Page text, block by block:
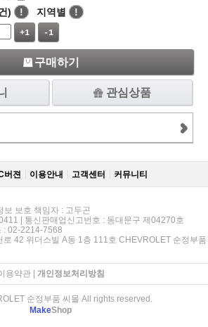
) ! 지역별
!
+1 -1
구매하기
관심상품
버젼 이용안내 고객센터 커뮤니티
보 보호 책임자 : 고두곤
| 통신판매업신고번호 : 동대문구 제04270호
: 02-2214-7568
로 42 위더스빌 A동 1층 111호 CHEVROLET 순정부품
용약관| 개인정보처리방침
순정부품 씨몰 All rights reserved.
MakeShop